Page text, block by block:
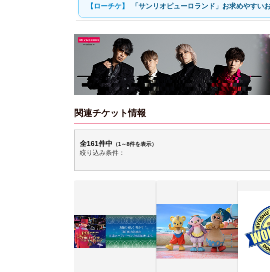
「サンリオピューロランド」お求めやす
関連チケット情報
全161件中 （1～8件を表示）
絞り込み条件：